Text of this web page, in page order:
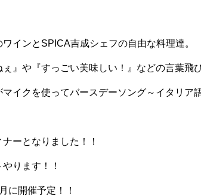
インとSPICA吉成シェフの自由な料理達。
』や『すっごい美味しい！』などの言葉飛
イクを使ってバースデーソング～イタリア
ーとなりました！！
ります！！
に開催予定！！